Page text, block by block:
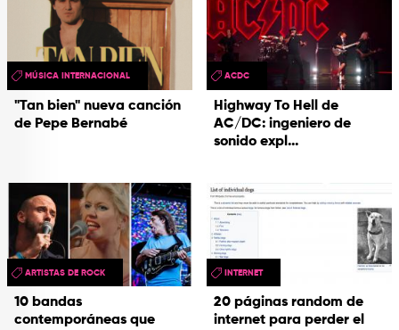
"Tan bien" nueva canción
de Pepe Bernabé
MÚSICA INTERNACIONAL
Highway To Hell de
AC/DC: ingeniero de
sonido expl...
ACDC
10 bandas
contemporáneas que
ARTISTAS DE ROCK
20 páginas random de
internet para perder el
INTERNET